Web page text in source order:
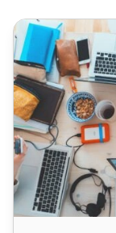
8 Lý do tại sao